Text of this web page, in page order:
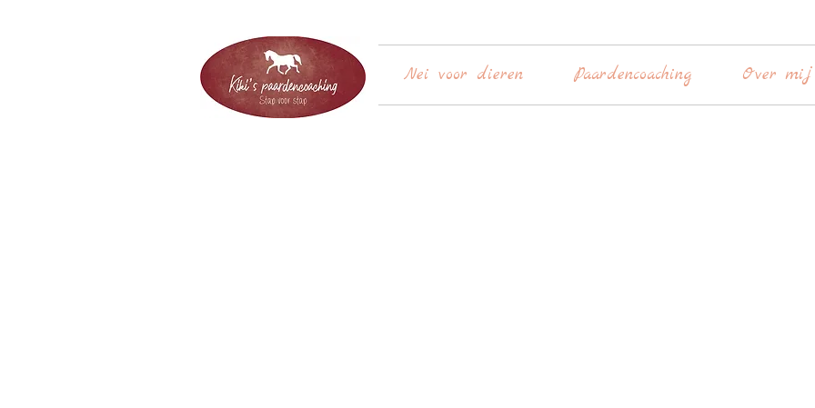
Nei voor dieren Paardencoaching Over mij